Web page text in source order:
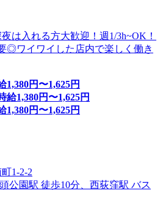
は入れる方大歓迎！週1/3h~OK！
◎ワイワイした店内で楽しく働き
1,380円〜1,625円
給1,380円〜1,625円
1,380円〜1,625円
1-2-2
公園駅 徒歩10分、西荻窪駅 バス